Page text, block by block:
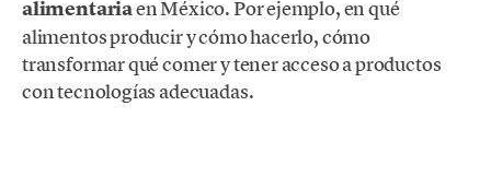
alimentariaen México. Por ejemplo, en qué
alimentos producir y cómo hacerlo, cómo
transformar qué comer y tener acceso a productos
con tecnologías adecuadas.